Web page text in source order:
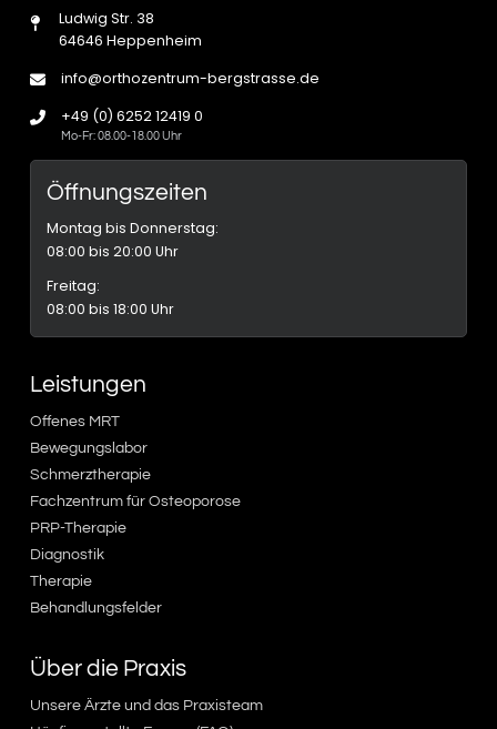
Ludwig Str. 38
64646 Heppenheim
info@orthozentrum-bergstrasse.de
+49 (0) 6252 12419 0
Mo-Fr: 08.00-18.00 Uhr
Öffnungszeiten
Montag bis Donnerstag:
08:00 bis 20:00 Uhr
Freitag:
08:00 bis 18:00 Uhr
Leistungen
Offenes MRT
Bewegungslabor
Schmerztherapie
Fachzentrum für Osteoporose
PRP-Therapie
Diagnostik
Therapie
Behandlungsfelder
Über die Praxis
Unsere Ärzte und das Praxisteam